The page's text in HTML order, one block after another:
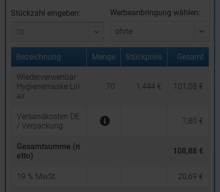
Stückzahl eingeben: Werbeanbringung wählen:
Bezeichnung Menge Stückpreis Gesamt
Wiederverwenbar
Hygienemaske Liri
ax
70 1,444 € 101,08 €
Versandkosten DE
/ Verpackung
7,80 €
Gesamtsumme (n
etto)
108,88 €
19 % MwSt. 20,69 €